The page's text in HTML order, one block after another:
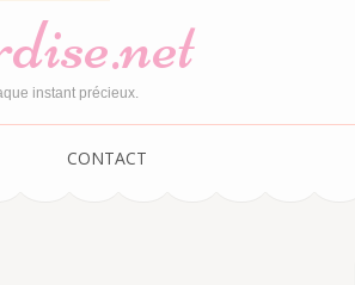
instant précieux.
CONTACT